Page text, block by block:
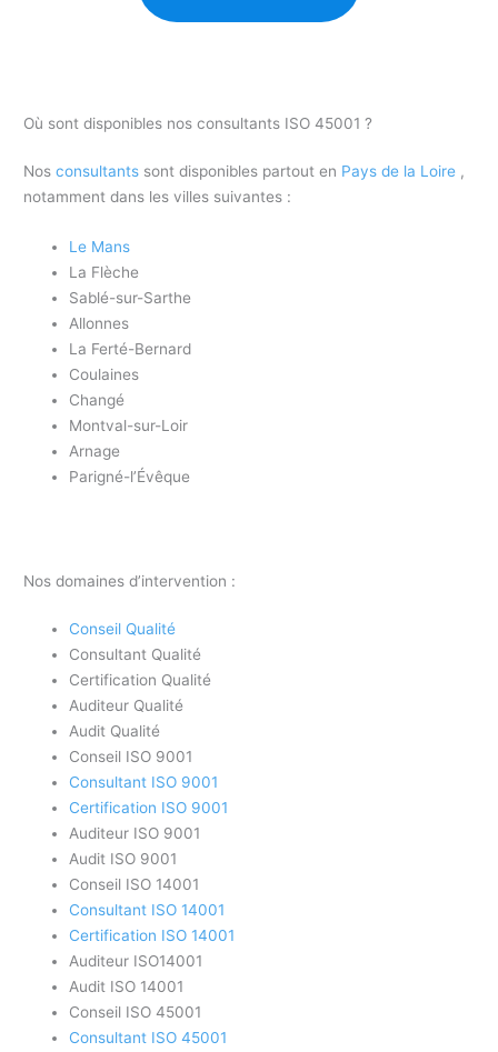
Où sont disponibles nos consultants ISO 45001 ?
Nosconsultants sont disponibles partout en Pays de la Loire ,
notamment dans les villes suivantes :
Le Mans
La Flèche
Sablé-sur-Sarthe
Allonnes
La Ferté-Bernard
Coulaines
Changé
Montval-sur-Loir
Arnage
Parigné-l’Évêque
Nos domaines d’intervention :
Conseil Qualité
Consultant Qualité
Certification Qualité
Auditeur Qualité
Audit Qualité
Conseil ISO 9001
Consultant ISO 9001
Certification ISO 9001
Auditeur ISO 9001
Audit ISO 9001
Conseil ISO 14001
Consultant ISO 14001
Certification ISO 14001
Auditeur ISO14001
Audit ISO 14001
Conseil ISO 45001
Consultant ISO 45001